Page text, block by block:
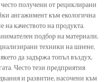
получени от рециклирани
ангажимент към екологична
на качеството на продукта.
подбор на материали,
техники на шиене,
да задържа топъл въздух,
Често тези предприятия
и развитие, насочени към